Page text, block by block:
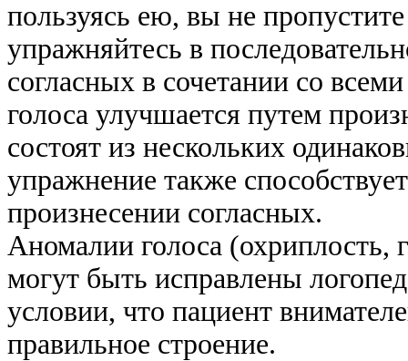
пользуясь ею, вы не
упражняйтесь в
согласных в сочетании со
голоса улучшается путем
состоят из несколь­ких
упражнение также
произ­несении согласных.
Аномалии голоса (охриплость,
могут быть исправлены
условии, что пациент
правильное строение.